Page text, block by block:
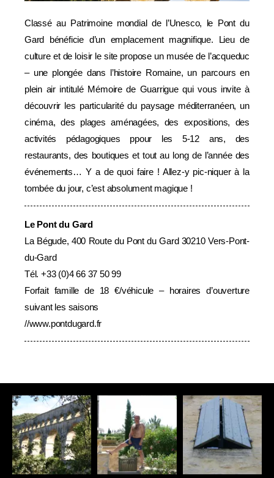
Classé au Patrimoine mondial de l’Unesco, le Pont du
Gard bénéficie d’un emplacement magnifique. Lieu de
culture et de loisir le site propose un musée de l’acqueduc
– une plongée dans l’histoire Romaine, un parcours en
plein air intitulé Mémoire de Guarrigue qui vous invite à
découvrir les particularité du paysage méditerranéen, un
cinéma, des plages aménagées, des expositions, des
activités pédagogiques ppour les 5-12 ans, des
restaurants, des boutiques et tout au long de l’année des
événements… Y a de quoi faire ! Allez-y pic-niquer à la
tombée du jour, c’est absolument magique !
Le Pont du Gard
La Bégude, 400 Route du Pont du Gard 30210 Vers-Pont-
du-Gard
Tél. +33 (0)4 66 37 50 99
Forfait famille de 18 €/véhicule – horaires d’ouverture
suivant les saisons
//www.pontdugard.fr